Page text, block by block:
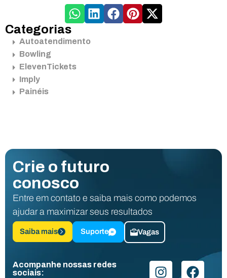
Categorias
Autoatendimento
Bowling
ElevenTickets
Imply
Painéis
Crie o futuro
conosco
Entre em contato e saiba mais como podemos
ajudar a maximizar seus resultados
Saiba mais Suporte Vagas
Acompanhe nossas redes
sociais: